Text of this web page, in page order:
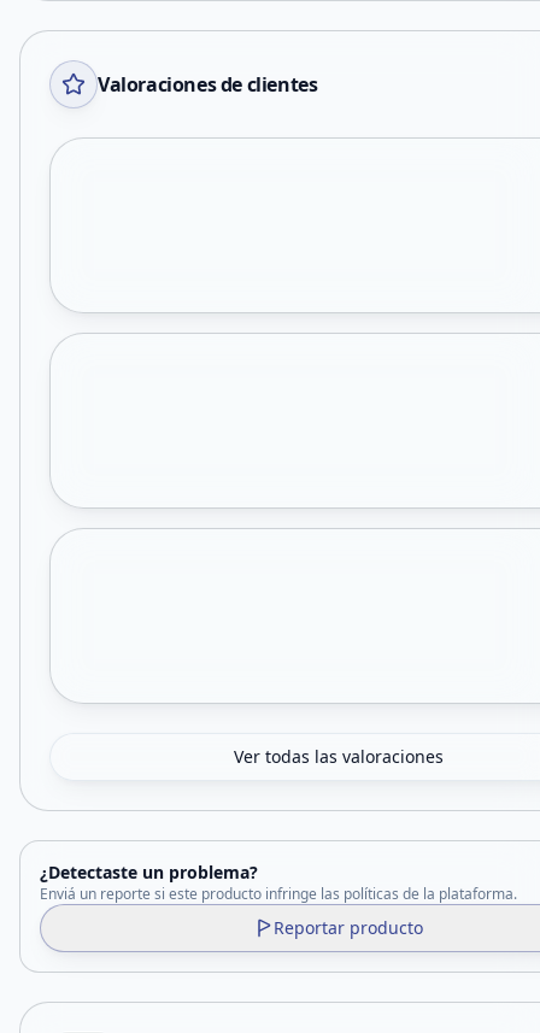
Valoraciones de clientes
Ver todas las valoraciones
¿Detectaste un problema?
Enviá un reporte si este producto infringe las políticas de la plataforma.
Reportar producto